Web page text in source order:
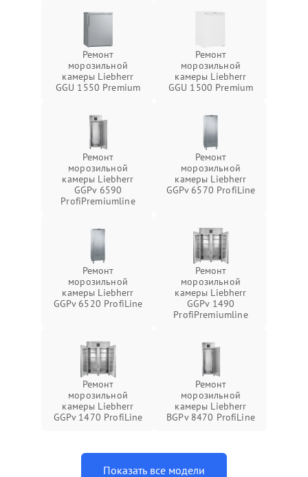
Ремонт
морозильной
камеры Liebherr
GGU 1550 Premium
Ремонт
морозильной
камеры Liebherr
GGU 1500 Premium
Ремонт
морозильной
камеры Liebherr
GGPv 6590
ProfiPremiumline
Ремонт
морозильной
камеры Liebherr
GGPv 6570 ProfiLine
Ремонт
морозильной
камеры Liebherr
GGPv 6520 ProfiLine
Ремонт
морозильной
камеры Liebherr
GGPv 1490
ProfiPremiumline
Ремонт
морозильной
камеры Liebherr
GGPv 1470 ProfiLine
Ремонт
морозильной
камеры Liebherr
BGPv 8470 ProfiLine
Показать все модели